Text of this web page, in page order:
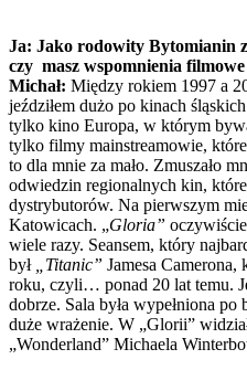
Ja: Jako rodowity Bytomianin
czy masz wspomnienia
Michał: Między rokiem 1997 a
jeździłem dużo po kinach
tylko kino Europa, w którym
tylko filmy mainstreamowie,
to dla mnie za mało. Zmuszało
odwiedzin regionalnych kin,
dystrybutorów. Na pierwszym
Katowicach. „Gloria”
wiele razy. Seansem, który
był
„Titanic” Jamesa Camerona,
roku, czyli… ponad 20 lat temu.
dobrze. Sala była wypełniona
duże wrażenie. W „Glorii”
„Wonderland” Michaela